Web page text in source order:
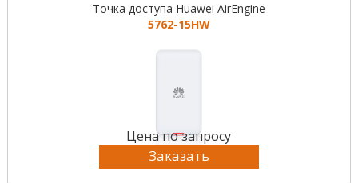
Точка доступа Huawei AirEngine
5762-15HW
Цена по запросу
Заказать